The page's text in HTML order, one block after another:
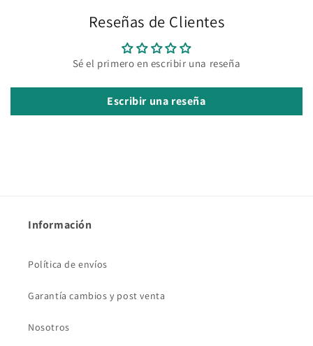
Reseñas de Clientes
Sé el primero en escribir una reseña
Escribir una reseña
Información
Política de envíos
Garantía cambios y post venta
Nosotros